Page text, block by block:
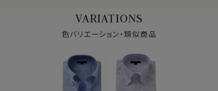
また着用時だけでなく、洗濯後の乾きが早いのもドライ
機能のメリットです。
●形態安定でお手入れ楽
綿とポリエステルの混紡素材は、もともと洗濯後のお手
入れがしやすい特性を持っていますが、さらに形態安定
VARIATIONS
色バリエーション・類似商品